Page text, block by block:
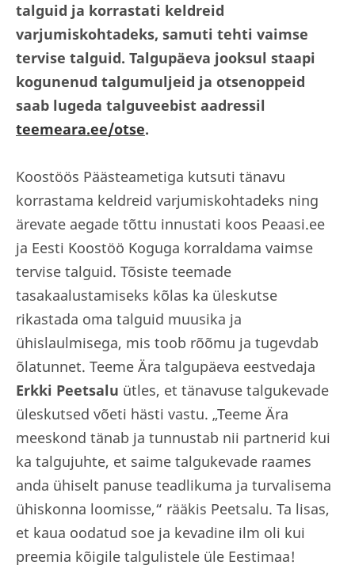
talguid ja korrastati keldreid
varjumiskohtadeks, samuti tehti vaimse
tervise talguid. Talgupäeva jooksul staapi
kogunenud talgumuljeid ja otsenoppeid
saab lugeda talguveebist aadressil
teemeara.ee/otse.
Koostöös Päästeametiga kutsuti tänavu
korrastama keldreid varjumiskohtadeks ning
ärevate aegade tõttu innustati koos Peaasi.ee
ja Eesti Koostöö Koguga korraldama vaimse
tervise talguid. Tõsiste teemade
tasakaalustamiseks kõlas ka üleskutse
rikastada oma talguid muusika ja
ühislaulmisega, mis toob rõõmu ja tugevdab
õlatunnet. Teeme Ära talgupäeva eestvedaja
Erkki Peetsalu ütles, et tänavuse talgukevade
üleskutsed võeti hästi vastu. „Teeme Ära
meeskond tänab ja tunnustab nii partnerid kui
ka talgujuhte, et saime talgukevade raames
anda ühiselt panuse teadlikuma ja turvalisema
ühiskonna loomisse,“ rääkis Peetsalu. Ta lisas,
et kaua oodatud soe ja kevadine ilm oli kui
preemia kõigile talgulistele üle Eestimaa!